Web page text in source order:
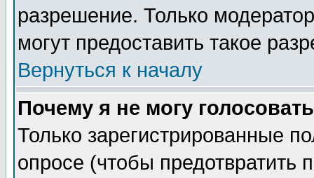
разрешение. Только
могут предоставить такое
Вернуться к началу
Почему я не могу
Только зарегистрированные
опросе (чтобы предотвратить